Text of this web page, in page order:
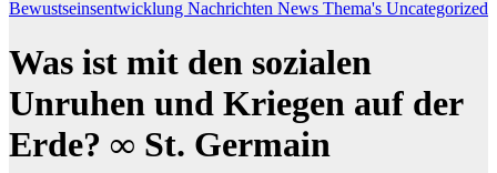
Bewustseinsentwicklung Nachrichten News Thema's Uncategorized
Was ist mit den sozialen
Unruhen und Kriegen auf der
Erde? ∞ St. Germain